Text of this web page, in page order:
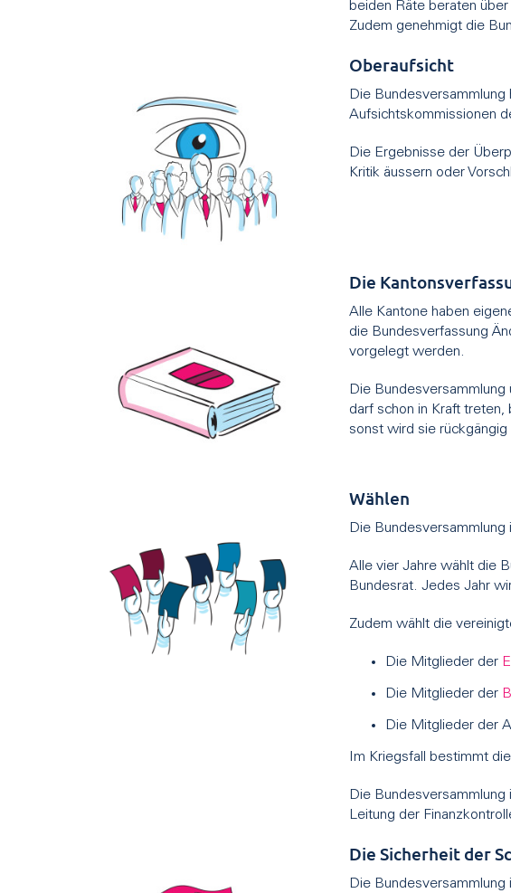
beiden Räte beraten
Zudem genehmigt die
Oberaufsicht
Die
Aufsichtskommissionen
Die Ergebnisse der
Kritik äussern oder
Die
Alle Kantone haben
die Bundesverfassung
vorgelegt werden.
Die
darf schon in Kraft
sonst wird sie rückgängig
Wählen
Die
Alle vier Jahre wählt die
Bundesrat. Jedes Jahr
Zudem wählt die
Die Mitglieder der
Die Mitglieder der
Die Mitglieder der
Im Kriegsfall bestimmt
Die Bundesversammlung
Leitung der
Die Sicherheit der
Die